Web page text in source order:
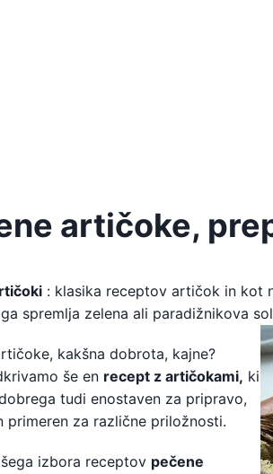
artičoke,
: klasika receptov artičok in kot
spremlja zelena ali paradižnikova
kakšna dobrota, kajne?
še en recept z artičokami, ki
tudi enostaven za pripravo,
primeren za različne priložnosti.
izbora receptov pečene